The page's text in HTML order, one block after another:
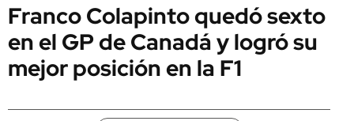
Franco Colapinto quedó sexto
en el GP de Canadá y logró su
mejor posición en la F1